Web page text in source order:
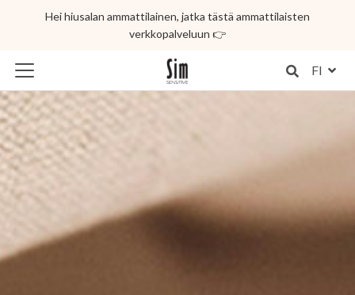
Hei hiusalan ammattilainen, jatka tästä ammattilaisten
verkkopalveluun 👉
FI